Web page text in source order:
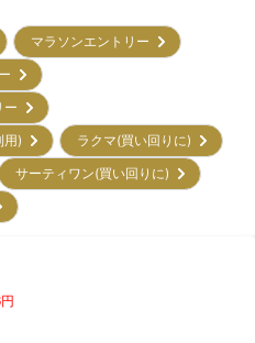
マラソンエントリー
ー
ー
用)
ラクマ(買い回りに)
サーティワン(買い回りに)
円